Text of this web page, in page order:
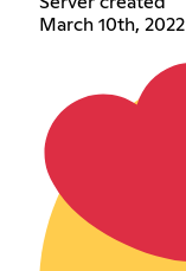
March 10th, 2022